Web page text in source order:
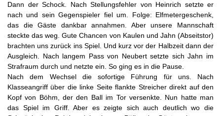
Dann der Schock. Nach Stellungsfehler von Heinrich setzte er
nach und sein Gegenspieler fiel um. Folge: Elfmetergeschenk,
das die Gäste dankbar annahmen. Aber unsere Mannschaft
steckte das weg. Gute Chancen von Kaulen und Jahn (Abseitstor)
brachten uns zurück ins Spiel. Und kurz vor der Halbzeit dann der
Ausgleich. Nach langem Pass von Neubert setzte sich Jahn im
Strafraum durch und netzte ein. So ging es in die Pause.
Nach dem Wechsel die sofortige Führung für uns. Nach
Klasseangriff über die linke Seite flankte Streicher direkt auf den
Kopf von Böhm, der den Ball im Tor versenkte. Nun hatte man
das Spiel im Griff. Aber es zeigte sich auch deutlich wo die